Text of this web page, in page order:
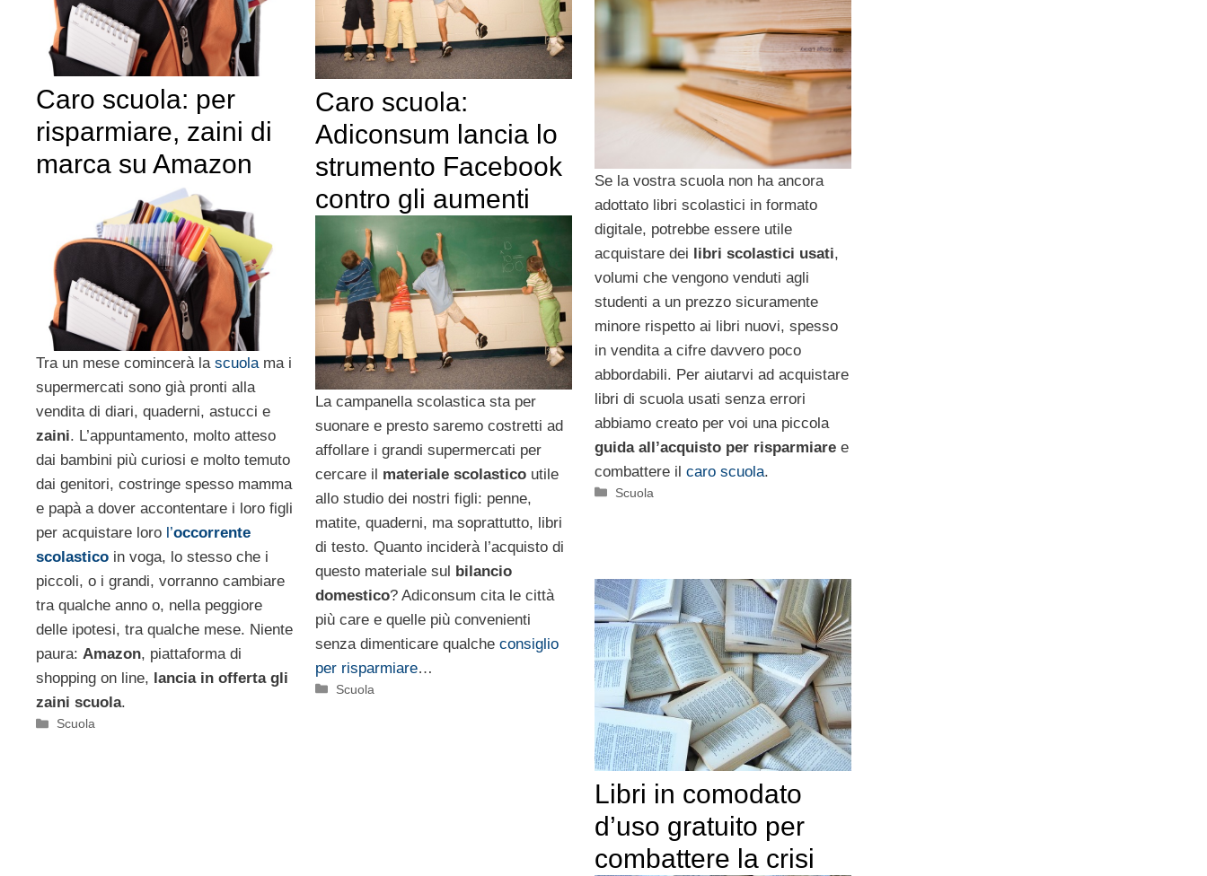
Se la vostra scuola non ha ancora
adottato libri scolastici in formato
digitale, potrebbe essere utile
acquistare dei libri scolastici usati,
volumi che vengono venduti agli
studenti a un prezzo sicuramente
minore rispetto ai libri nuovi, spesso
in vendita a cifre davvero poco
abbordabili. Per aiutarvi ad acquistare
libri di scuola usati senza errori
abbiamo creato per voi una piccola
guida all’acquisto per risparmiare e
combattere il caro scuola.
Categorie
Scuola
Caro scuola: per
risparmiare, zaini di
marca su Amazon
Tra un mese comincerà la scuolama i
supermercati sono già pronti alla
vendita di diari, quaderni, astucci e
zaini. L’appuntamento, molto atteso
dai bambini più curiosi e molto temuto
dai genitori, costringe spesso mamma
e papà a dover accontentare i loro figli
per acquistare loro l’occorrente
scolastico in voga, lo stesso che i
piccoli, o i grandi, vorranno cambiare
tra qualche anno o, nella peggiore
delle ipotesi, tra qualche mese. Niente
paura: Amazon, piattaforma di
shopping on line, lancia in offerta gli
zaini scuola.
Categorie
Scuola
Caro scuola:
Adiconsum lancia lo
strumento Facebook
contro gli aumenti
La campanella scolastica sta per
suonare e presto saremo costretti ad
affollare i grandi supermercati per
cercare il materiale scolastico utile
allo studio dei nostri figli: penne,
matite, quaderni, ma soprattutto, libri
di testo. Quanto inciderà l’acquisto di
questo materiale sul bilancio
domestico? Adiconsum cita le città
più care e quelle più convenienti
senza dimenticare qualche consiglio
per risparmiare…
Categorie
Scuola
Libri in comodato
d’uso gratuito per
combattere la crisi